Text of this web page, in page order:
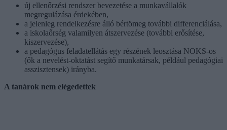
új ellenőrzési rendszer bevezetése a munkavállalók
megregulázása érdekében,
a jelenleg rendelkezésre álló bértömeg további differenciálása,
a iskolaőrség valamilyen átszervezése (további erősítése,
kiszervezése),
a pedagógus feladatellátás egy részének leosztása NOKS-os
(ők a nevelést-oktatást segítő munkatársak, például pedagógiai
asszisztensek) irányba.
A tanárok nem elégedettek